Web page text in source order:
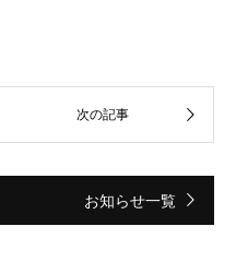
お知らせ一覧